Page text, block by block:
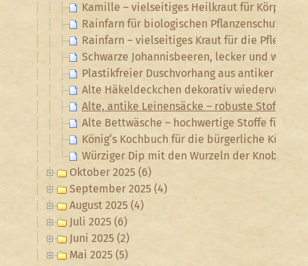
Kamille – vielseitiges Heilkraut für Körper
Rainfarn für biologischen Pflanzenschutz
Rainfarn – vielseitiges Kraut für die Pflege
Schwarze Johannisbeeren, lecker und
Plastikfreier Duschvorhang aus antiker
Alte Häkeldeckchen dekorativ
Alte, antike Leinensäcke – robuste Stoffe für
Alte Bettwäsche – hochwertige Stoffe für
König‘s Kochbuch für die bürgerliche Küche
Würziger Dip mit den Wurzeln der
Oktober 2025 (6)
September 2025 (4)
August 2025 (4)
Juli 2025 (6)
Juni 2025 (2)
Mai 2025 (5)